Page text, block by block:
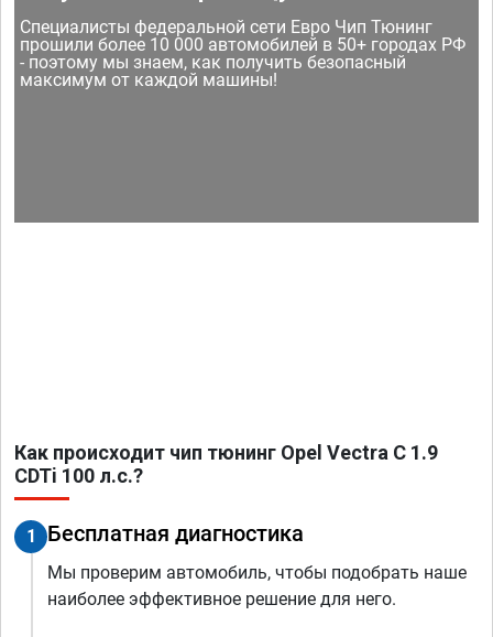
Специалисты федеральной сети Евро Чип Тюнинг
прошили более 10 000 автомобилей в 50+ городах РФ
- поэтому мы знаем, как получить безопасный
максимум от каждой машины!
Как происходит чип тюнинг Opel Vectra C 1.9
CDTi 100 л.с.?
1 Бесплатная диагностика
Мы проверим автомобиль, чтобы подобрать наше
наиболее эффективное решение для него.